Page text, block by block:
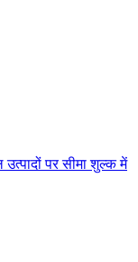
पर सीमा शुल्क में